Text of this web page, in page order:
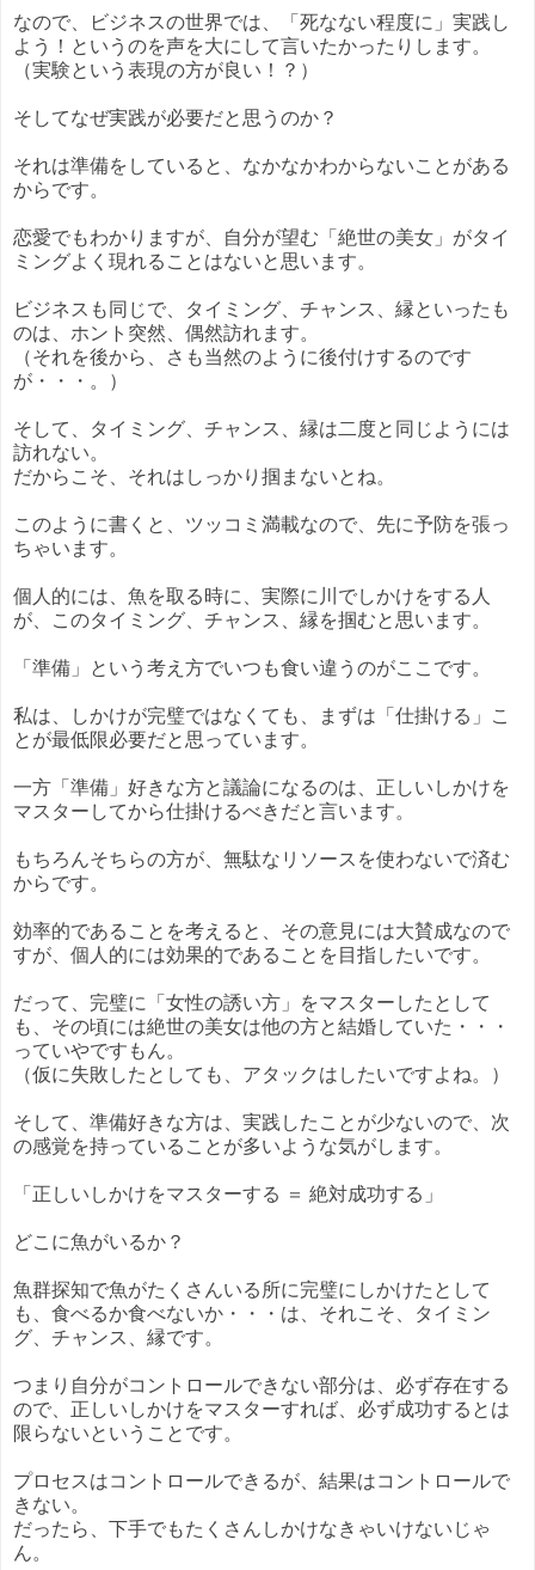
なので、ビジネスの世界では、「死なない程度に」実践し
よう！というのを声を大にして言いたかったりします。
（実験という表現の方が良い！？）
そしてなぜ実践が必要だと思うのか？
それは準備をしていると、なかなかわからないことがある
からです。
恋愛でもわかりますが、自分が望む「絶世の美女」がタイ
ミングよく現れることはないと思います。
ビジネスも同じで、タイミング、チャンス、縁といったも
のは、ホント突然、偶然訪れます。
（それを後から、さも当然のように後付けするのです
が・・・。）
そして、タイミング、チャンス、縁は二度と同じようには
訪れない。
だからこそ、それはしっかり掴まないとね。
このように書くと、ツッコミ満載なので、先に予防を張っ
ちゃいます。
個人的には、魚を取る時に、実際に川でしかけをする人
が、このタイミング、チャンス、縁を掴むと思います。
「準備」という考え方でいつも食い違うのがここです。
私は、しかけが完璧ではなくても、まずは「仕掛ける」こ
とが最低限必要だと思っています。
一方「準備」好きな方と議論になるのは、正しいしかけを
マスターしてから仕掛けるべきだと言います。
もちろんそちらの方が、無駄なリソースを使わないで済む
からです。
効率的であることを考えると、その意見には大賛成なので
すが、個人的には効果的であることを目指したいです。
だって、完璧に「女性の誘い方」をマスターしたとして
も、その頃には絶世の美女は他の方と結婚していた・・・
っていやですもん。
（仮に失敗したとしても、アタックはしたいですよね。）
そして、準備好きな方は、実践したことが少ないので、次
の感覚を持っていることが多いような気がします。
「正しいしかけをマスターする ＝ 絶対成功する」
どこに魚がいるか？
魚群探知で魚がたくさんいる所に完璧にしかけたとして
も、食べるか食べないか・・・は、それこそ、タイミン
グ、チャンス、縁です。
つまり自分がコントロールできない部分は、必ず存在する
ので、正しいしかけをマスターすれば、必ず成功するとは
限らないということです。
プロセスはコントロールできるが、結果はコントロールで
きない。
だったら、下手でもたくさんしかけなきゃいけないじゃ
ん。